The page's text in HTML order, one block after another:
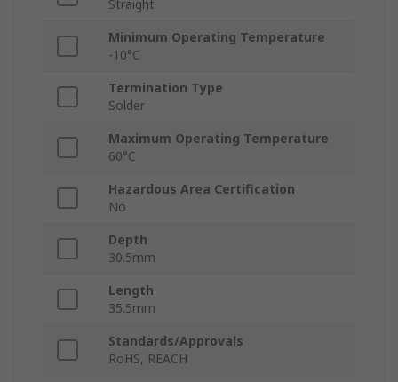
Straight
Minimum Operating Temperature
-10°C
Termination Type
Solder
Maximum Operating Temperature
60°C
Hazardous Area Certification
No
Depth
30.5mm
Length
35.5mm
Standards/Approvals
RoHS, REACH